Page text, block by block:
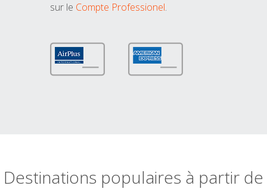
sur le Compte Professionel.
Destinations populaires à partir de